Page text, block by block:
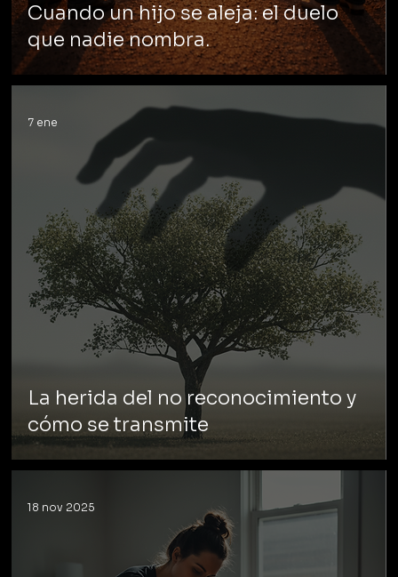
Cuando un hijo se aleja: el duelo
que nadie nombra.
La herida del no reconocimiento y
cómo se transmite
7 ene
18 nov 2025